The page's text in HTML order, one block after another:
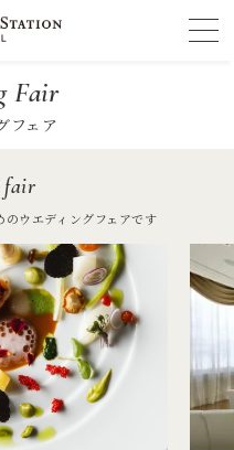
Fair
フェア
fair
ウエディングフェアです